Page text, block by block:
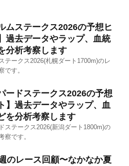
ムステークス2026の予想ヒ
過去データやラップ、血統
分析考察します
テークス2026(札幌ダート1700m)のレ
です。
ードステークス2026の予想
】過去データやラップ、血
を分析考察します
ステークス2026(新潟ダート1800m)の
察です。
のレース回顧〜なかなか夏